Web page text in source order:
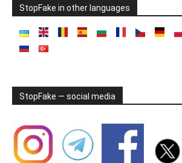
StopFake in other languages
StopFake — social media